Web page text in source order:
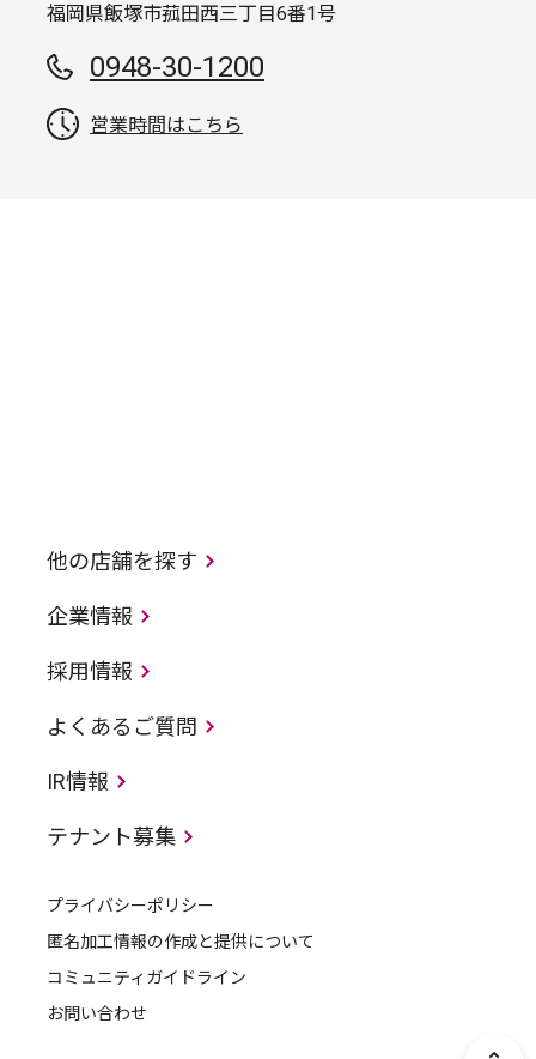
福岡県飯塚市菰田西三丁目6番1号
0948-30-1200
営業時間はこちら
他の店舗を探す
企業情報
採用情報
よくあるご質問
IR情報
テナント募集
プライバシーポリシー
匿名加工情報の作成と提供について
コミュニティガイドライン
お問い合わせ